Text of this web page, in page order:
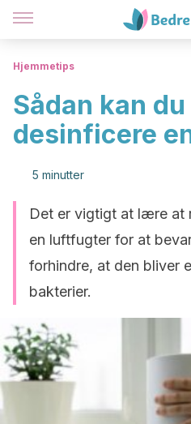
Hjemmetips
Sådan kan
desinficere
5 minutter
Det er vigtigt at lære at
en luftfugter for at
forhindre, at den bliver
bakterier.